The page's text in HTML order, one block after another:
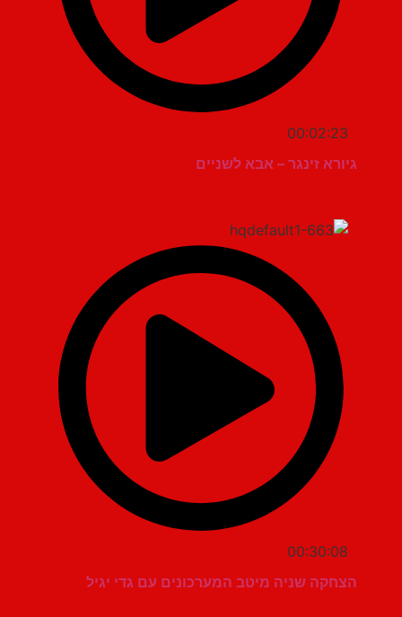
00:02:23
גיורא זינגר – אבא לשניים
00:30:08
הצחקה שניה מיטב המערכונים עם גדי יגיל